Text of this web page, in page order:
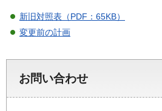
新旧対照表（PDF：65KB）
変更前の計画
お問い合わせ